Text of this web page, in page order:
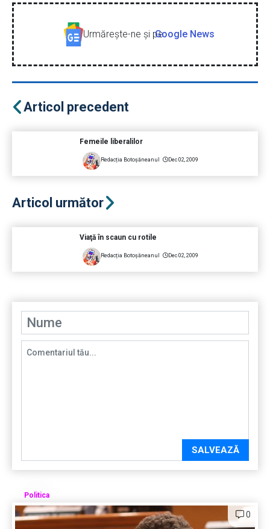
Urmăreşte-ne şi peGoogle News
Articol precedent
Femeile liberalilor
Redacția Botoșăneanul Dec 02, 2009
Articol următor
Viaţă în scaun cu rotile
Redacția Botoșăneanul Dec 02, 2009
SALVEAZĂ
Politica
0